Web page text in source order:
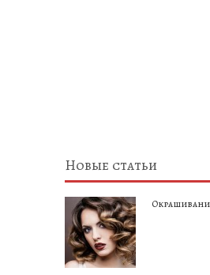
Новые статьи